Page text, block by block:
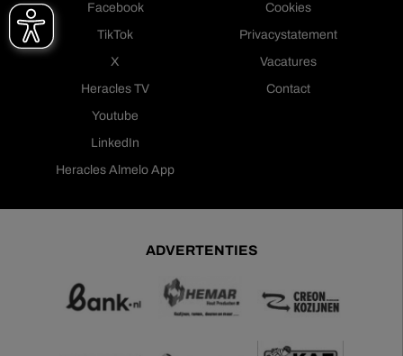
Facebook
TikTok
X
Heracles TV
Youtube
LinkedIn
Heracles Almelo App
Cookies
Privacystatement
Vacatures
Contact
ADVERTENTIES